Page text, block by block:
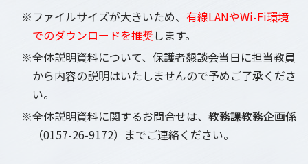
※ファイルサイズが大きいため、 有線LANやWi-Fi環境
でのダウンロードを推奨します。
※全体説明資料について、保護者懇談会当日に担当教員
から内容の説明はいたしませんので予めご了承くださ
い。
※全体説明資料に関するお問合せは、 教務課教務企画係
（0157-26-9172）までご連絡ください。